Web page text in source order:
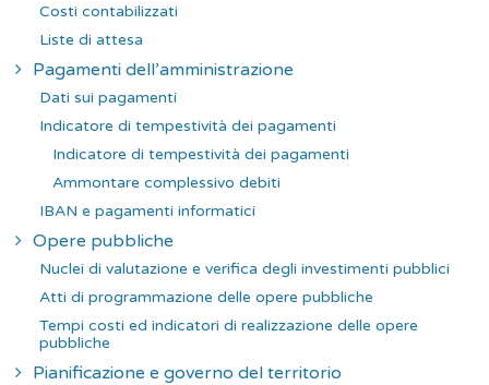
Costi contabilizzati
Liste di attesa
Pagamenti dell’amministrazione
Dati sui pagamenti
Indicatore di tempestività dei pagamenti
Indicatore di tempestività dei pagamenti
Ammontare complessivo debiti
IBAN e pagamenti informatici
Opere pubbliche
Nuclei di valutazione e verifica degli investimenti pubblici
Atti di programmazione delle opere pubbliche
Tempi costi ed indicatori di realizzazione delle opere
pubbliche
Pianificazione e governo del territorio